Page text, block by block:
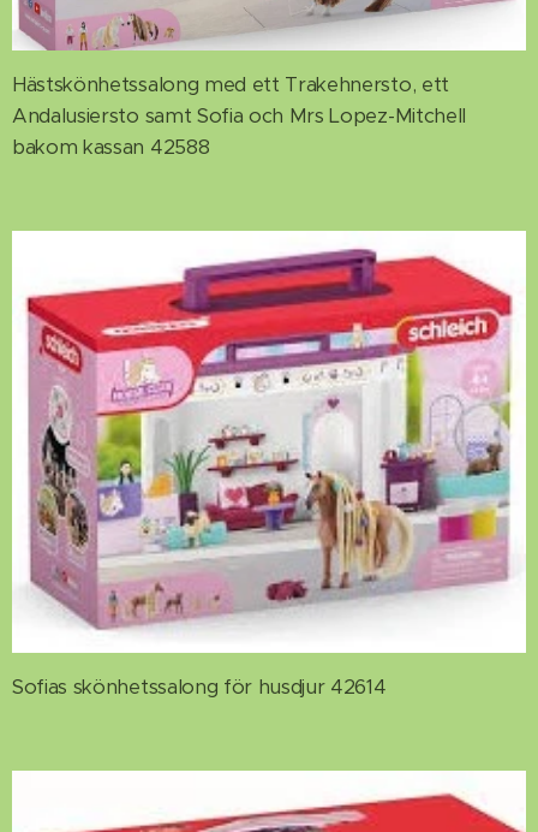
Hästskönhetssalong med ett Trakehnersto, ett
Andalusiersto samt Sofia och Mrs Lopez-Mitchell
bakom kassan 42588
Sofias skönhetssalong för husdjur 42614